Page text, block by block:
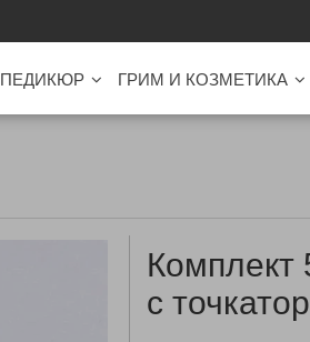
ПЕДИКЮР ГРИМ И КОЗМЕТИКА
Комплект
с